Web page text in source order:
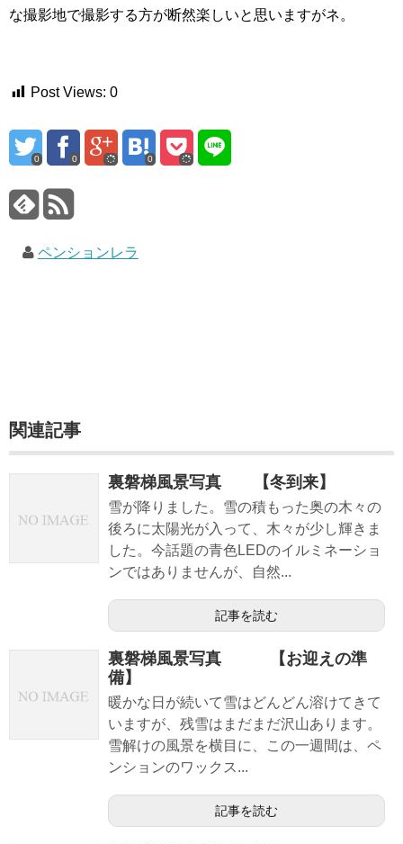
な撮影地で撮影する方が断然楽しいと思いますがネ。
Post Views: 0
0 0 0
ペンションレラ
関連記事
裏磐梯風景写真 【冬到来】
雪が降りました。雪の積もった奥の木々の
後ろに太陽光が入って、木々が少し輝きま
した。今話題の青色LEDのイルミネーショ
ンではありませんが、自然...
記事を読む
裏磐梯風景写真 【お迎えの準
備】
暖かな日が続いて雪はどんどん溶けてきて
いますが、残雪はまだまだ沢山あります。
雪解けの風景を横目に、この一週間は、ペ
ンションのワックス...
記事を読む